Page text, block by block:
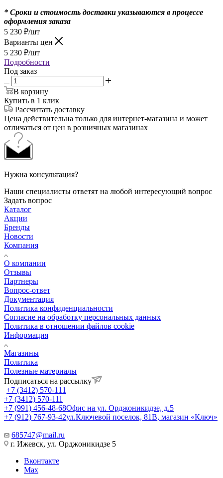
* Сроки и стоимость доставки указываются в процессе
оформления заказа
5 230 ₽/шт
Варианты цен
5 230 ₽/шт
Подробности
Под заказ
В корзину
Купить в 1 клик
Рассчитать доставку
Цена действительна только для интернет-магазина и может
отличаться от цен в розничных магазинах
Нужна консультация?
Наши специалисты ответят на любой интересующий вопрос
Задать вопрос
Каталог
Акции
Бренды
Новости
Компания
О компании
Отзывы
Партнеры
Вопрос-ответ
Документация
Политика конфиденциальности
Согласие на обработку персональных данных
Политика в отношении файлов cookie
Информация
Магазины
Политика
Полезные материалы
Подписаться на рассылку
+7 (3412) 570-111
+7 (3412) 570-111
+7 (991) 456-48-68Офис на ул. Орджоникидзе, д.5
+7 (912) 767-93-42ул.Ключевой поселок, 81В, магазин «Ключ»
685747@mail.ru
г. Ижевск, ул. Орджоникидзе 5
Вконтакте
Max